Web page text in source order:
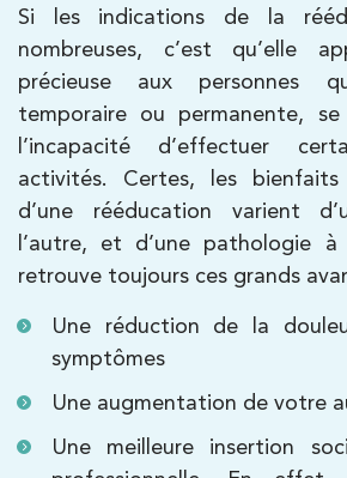
Si les indications de la
nombreuses, c’est qu’elle
précieuse aux personnes
temporaire ou permanente,
l’incapacité d’effectuer
activités. Certes, les
d’une rééducation varient
l’autre, et d’une pathologie
retrouve toujours ces grands
Une réduction de la
symptômes
Une augmentation de votre
Une meilleure insertion
5 Rue Monge 92170
5 Rue Monge 92170 Vanves
01 46 44 33 92
PRENDRE RDV
PRENDRE RDV
IK Paris 7 Saint Germain
199 Bd Saint-Germain
01 43 25 10 20